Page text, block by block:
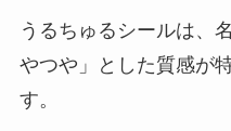
うるちゅるシールは、
やつや」とした質感が
す。